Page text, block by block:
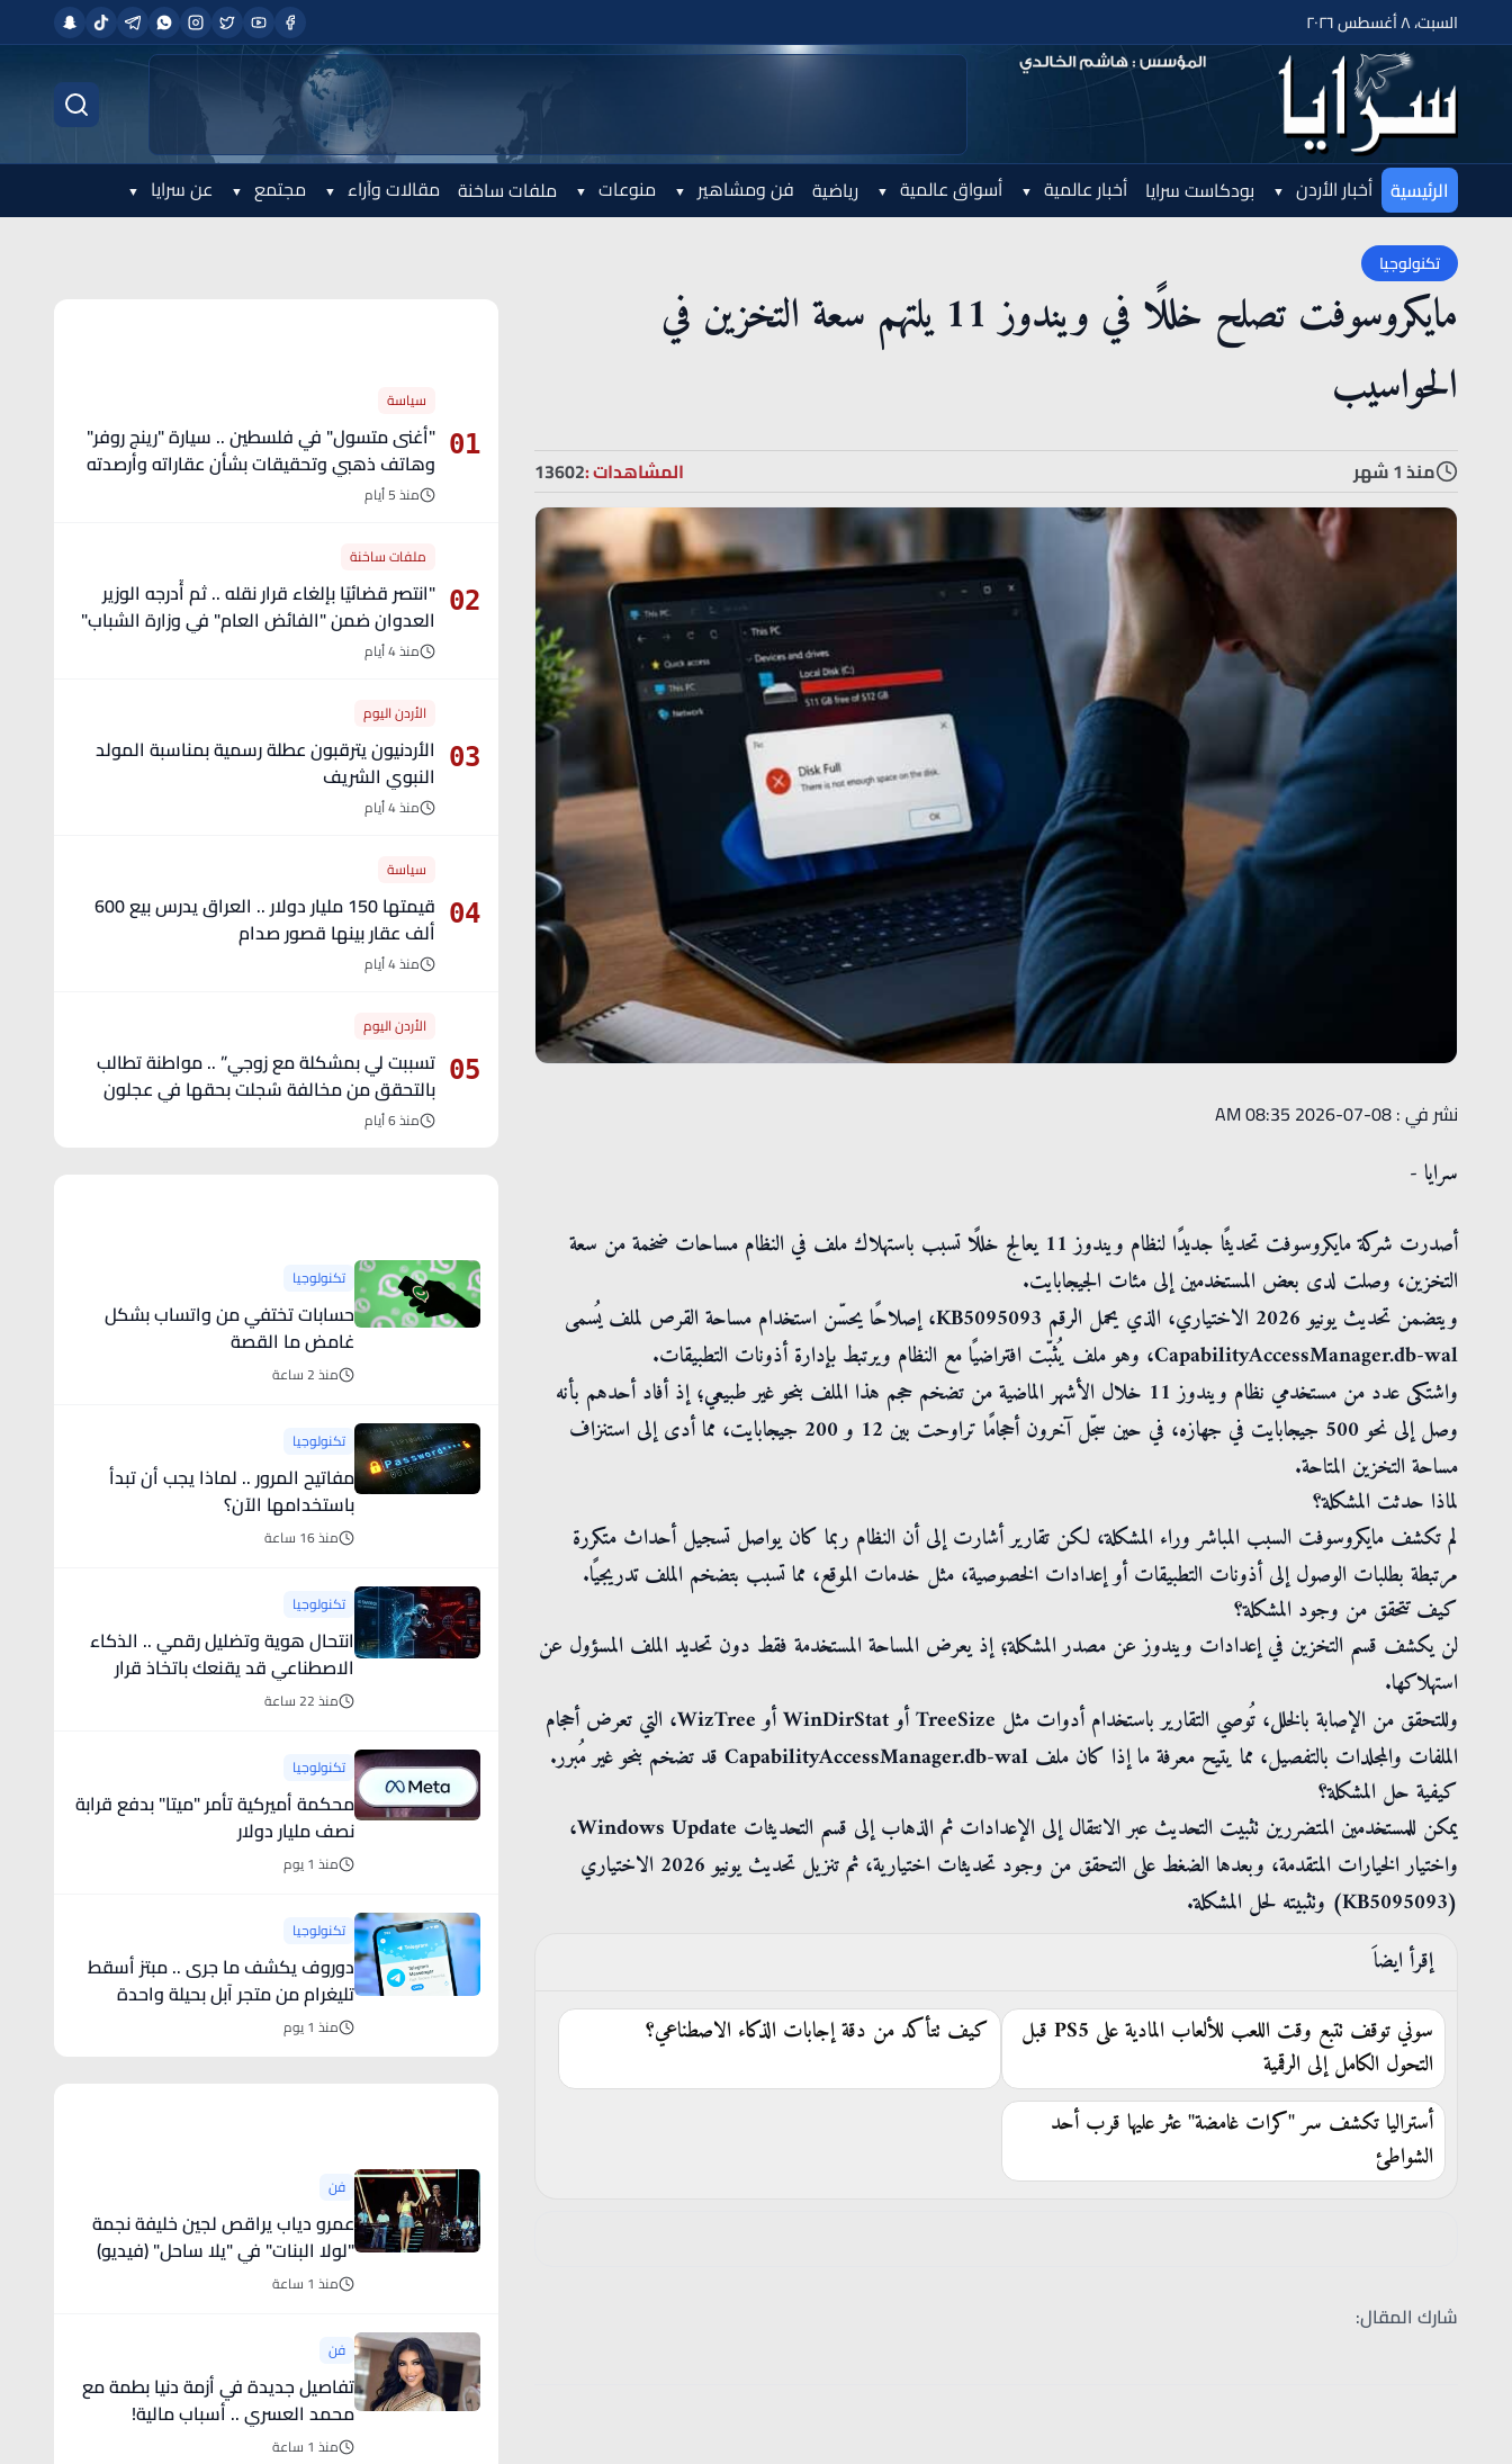
السبت، ٨ أغسطس ٢٠٢٦
الرئيسية أخبار الأردن بودكاست سرايا أخبار عالمية أسواق عالمية رياضية فن ومشاهير منوعات ملفات ساخنة مقالات وآراء مجتمع عن سرايا
تكنولوجيا
مايكروسوفت تصلح خللًا في ويندوز 11 يلتهم سعة التخزين في
الحواسيب
منذ 1 شهر المشاهدات :13602
نشر في : 08-07-2026 08:35 AM
سرايا -
أصدرت شركة مايكروسوفت تحديثًا جديدًا لنظام ويندوز 11 يعالج خللًا تسبب باستهلاك ملف في النظام مساحات ضخمة من سعة
التخزين، وصلت لدى بعض المستخدمين إلى مئات الجيجابايت.
ويتضمن تحديث يونيو 2026 الاختياري، الذي يحمل الرقم KB5095093، إصلاحًا يحسّن استخدام مساحة القرص لملف يُسمى
CapabilityAccessManager.db-wal، وهو ملف يُثبّت افتراضيًا مع النظام ويرتبط بإدارة أذونات التطبيقات.
واشتكى عدد من مستخدمي نظام ويندوز 11 خلال الأشهر الماضية من تضخم حجم هذا الملف بنحو غير طبيعي؛ إذ أفاد أحدهم بأنه
وصل إلى نحو 500 جيجابايت في جهازه، في حين سجّل آخرون أحجامًا تراوحت بين 12 و 200 جيجابايت، مما أدى إلى استنزاف
مساحة التخزين المتاحة.
لماذا حدثت المشكلة؟
لم تكشف مايكروسوفت السبب المباشر وراء المشكلة، لكن تقارير أشارت إلى أن النظام ربما كان يواصل تسجيل أحداث متكررة
مرتبطة بطلبات الوصول إلى أذونات التطبيقات أو إعدادات الخصوصية، مثل خدمات الموقع، مما تسبب بتضخم الملف تدريجيًا.
كيف تتحقق من وجود المشكلة؟
لن يكشف قسم التخزين في إعدادات ويندوز عن مصدر المشكلة؛ إذ يعرض المساحة المستخدمة فقط دون تحديد الملف المسؤول عن
استهلاكها.
وللتحقق من الإصابة بالخلل، تُوصي التقارير باستخدام أدوات مثل TreeSize أو WinDirStat أو WizTree، التي تعرض أحجام
الملفات والمجلدات بالتفصيل، مما يتيح معرفة ما إذا كان ملف CapabilityAccessManager.db-wal قد تضخم بنحو غير مُبرر.
كيفية حل المشكلة؟
يمكن للمستخدمين المتضررين تثبيت التحديث عبر الانتقال إلى الإعدادات ثم الذهاب إلى قسم التحديثات Windows Update،
واختيار الخيارات المتقدمة، وبعدها الضغط على التحقق من وجود تحديثات اختيارية، ثم تنزيل تحديث يونيو 2026 الاختياري
(KB5095093) وتثبيته لحل المشكلة.
إقرأ ايضاَ
سوني توقف تتبع وقت اللعب للألعاب المادية على PS5 قبل
التحول الكامل إلى الرقمية
كيف تتأكد من دقة إجابات الذكاء الاصطناعي؟
أستراليا تكشف سر "كرات غامضة" عثر عليها قرب أحد
الشواطئ
شارك المقال:
01
سياسة
"أغنى متسول" في فلسطين .. سيارة "رينج روفر"
وهاتف ذهبي وتحقيقات بشأن عقاراته وأرصدته
منذ 5 أيام
02
ملفات ساخنة
"انتصر قضائيًا بإلغاء قرار نقله .. ثم أُدرجه الوزير
العدوان ضمن "الفائض العام" في وزارة الشباب"
- تفاصيل
منذ 4 أيام
03
الأردن اليوم
الأردنيون يترقبون عطلة رسمية بمناسبة المولد
النبوي الشريف
منذ 4 أيام
04
سياسة
قيمتها 150 مليار دولار .. العراق يدرس بيع 600
ألف عقار بينها قصور صدام
منذ 4 أيام
05
الأردن اليوم
تسببت لي بمشكلة مع زوجي” .. مواطنة تطالب
بالتحقق من مخالفة سُجلت بحقها في عجلون
منذ 6 أيام
تكنولوجيا
حسابات تختفي من واتساب بشكل
غامض ما القصة
منذ 2 ساعة
تكنولوجيا
مفاتيح المرور .. لماذا يجب أن تبدأ
باستخدامها الآن؟
منذ 16 ساعة
تكنولوجيا
انتحال هوية وتضليل رقمي .. الذكاء
الاصطناعي قد يقنعك باتخاذ قرار
كارثي
منذ 22 ساعة
تكنولوجيا
محكمة أميركية تأمر "ميتا" بدفع قرابة
نصف مليار دولار
منذ 1 يوم
تكنولوجيا
دوروف يكشف ما جرى .. مبتز أسقط
تليغرام من متجر آبل بحيلة واحدة
منذ 1 يوم
فن
عمرو دياب يراقص لجين خليفة نجمة
"لولا البنات" في "يلا ساحل" (فيديو)
منذ 1 ساعة
فن
تفاصيل جديدة في أزمة دنيا بطمة مع
محمد العسري .. أسباب مالية!
منذ 1 ساعة